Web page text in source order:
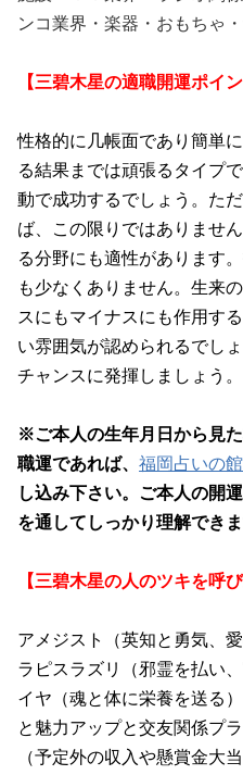
ンコ業界・楽器・おもちゃ
【三碧木星の適職開運ポイン
性格的に几帳面であり簡単
る結果までは頑張るタイプ
動で成功するでしょう。た
ば、この限りではありませ
る分野にも適性があります
も少なくありません。生来
スにもマイナスにも作用す
い雰囲気が認められるでし
チャンスに発揮しましょう。
※ご本人の生年月日から見
職運であれば、 福岡占いの館
し込み下さい。ご本人の開
を通してしっかり理解できま
【三碧木星の人のツキを呼
アメジスト（英知と勇気、
ラピスラズリ（邪霊を払い
イヤ（魂と体に栄養を送る
と魅力アップと交友関係プ
（予定外の収入や懸賞金大